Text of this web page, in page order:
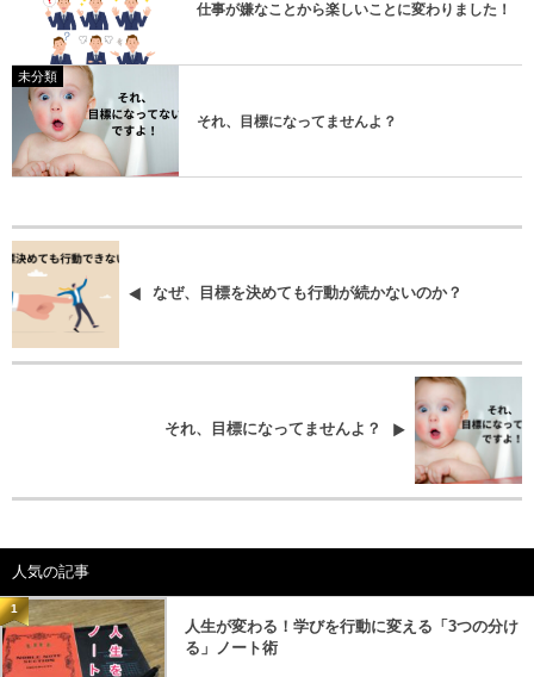
仕事が嫌なことから楽しいことに変わりました！
未分類
それ、目標になってませんよ？
なぜ、目標を決めても行動が続かないのか？
それ、目標になってませんよ？
人気の記事
1
人生が変わる！学びを行動に変える「3つの分け
る」ノート術